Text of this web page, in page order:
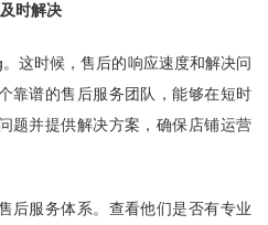
时解决
这时候，售后的响应速度和解决问
靠谱的售后服务团队，能够在短时
题并提供解决方案，确保店铺运营
后服务体系。查看他们是否有专业